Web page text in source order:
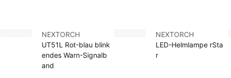
NEXTORCH
UT51L Rot-blau blink
endes Warn-Signalb
and
NEXTORCH
LED-Helmlampe rSta
r